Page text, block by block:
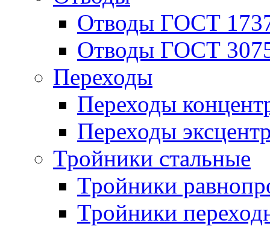
Отводы ГОСТ
Отводы ГОСТ
Переходы
Переходы
Переходы
Тройники стальные
Тройники
Тройники